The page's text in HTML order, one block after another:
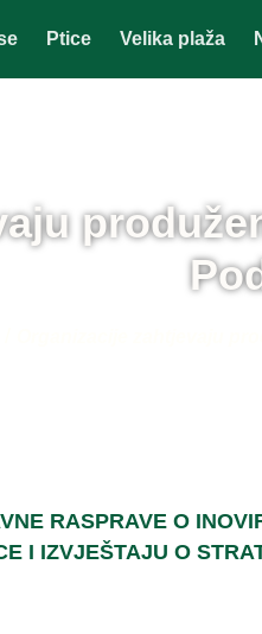
Ptice Velika plaža
RASPRAVE O
I IZVJEŠTAJU O